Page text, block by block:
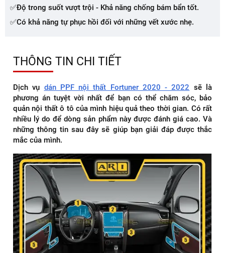
✅Độ trong suốt vượt trội - Khả năng chống bám bẩn tốt.
✅Có khả năng tự phục hồi đối với những vết xước nhẹ.
THÔNG TIN CHI TIẾT
Dịch vụ dán PPF nội thất Fortuner 2020 - 2022 sẽ là
phương án tuyệt vời nhất để bạn có thể chăm sóc, bảo
quản nội thất ô tô của mình hiệu quả theo thời gian. Có rất
nhiều lý do để dòng sản phẩm này được đánh giá cao. Và
những thông tin sau đây sẽ giúp bạn giải đáp được thắc
mắc của mình.